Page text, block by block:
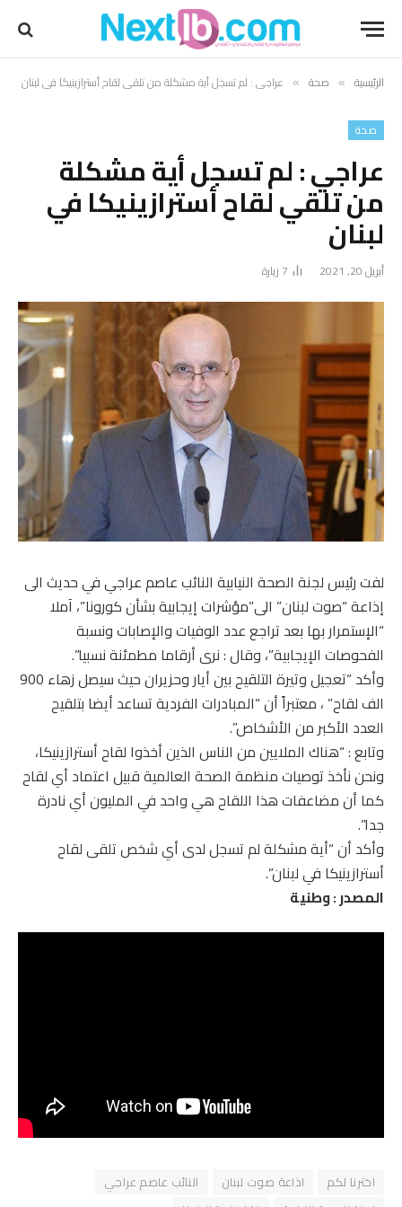
الرئيسية » صحة » عراجي : لم تسجل أية مشكلة من تلقي لقاح أسترازينيكا في لبنان
صحة
عراجي : لم تسجل أية مشكلة
من تلقي لقاح أسترازينيكا في
لبنان
أبريل 20, 2021 7 زيارة
لفت رئيس لجنة الصحة النيابية النائب عاصم عراجي في حديث الى
إذاعة “صوت لبنان” الى”مؤشرات إيجابية بشأن كورونا”، آملا
“الإستمرار بها بعد تراجع عدد الوفيات والإصابات ونسبة
الفحوصات الإيجابية”، وقال : نرى أرقاما مطمئنة نسبيا”.
وأكد “تعجيل وتيرة التلقيح بين أيار وحزيران حيث سيصل زهاء 900
الف لقاح” ، معتبراً أن “المبادرات الفردية تساعد أيضا بتلقيح
العدد الأكبر من الأشخاص”.
وتابع : “هناك الملايين من الناس الذين أخذوا لقاح أسترازينيكا،
ونحن نأخذ توصيات منظمة الصحة العالمية قبيل اعتماد أي لقاح
كما أن مضاعفات هذا اللقاح هي واحد في المليون أي نادرة
جدا”.
وأكد أن “أية مشكلة لم تسجل لدى أي شخص تلقى لقاح
أسترازينيكا في لبنان”.
المصدر : وطنية
اخترنا لكم اذاعة صوت لبنان
النائب عاصم عراجي